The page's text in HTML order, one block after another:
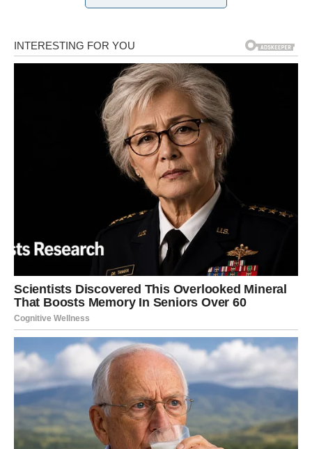
Početak Porodične Sreće
Erica i Eric su se upoznali još u osnovnoj školi, a njihova
ljubavna priča nastavila se kroz srednju školu i sve do
venčanja nakon završetka fakulteta. Njihov brak bio je
ispunjen ljubavlju i uzajamnim poštovanjem, a dolazak
blizanaca, dečaka EJ-a i devojčice Natalie, bio je vrhunac
njihovog zajedničkog života. Oduvek su sanjali o porodici i
deci, a prvi koraci blizanaca doneli su im neizmjernu radost.
Međutim, s vremenom su se počeli javljati znaci nesigurnosti u
njihovoj porodici, a to je počelo sa fizičkim razlikama između
dece.